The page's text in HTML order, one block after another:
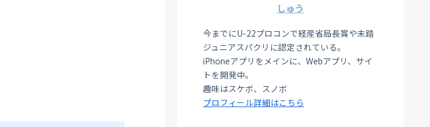
しゅう
今までにU-22プロコンで経産省局長賞や未踏
ジュニアスパクリに認定されている。
iPhoneアプリをメインに、Webアプリ、サイ
トを開発中。
趣味はスケボ、スノボ
プロフィール詳細はこちら